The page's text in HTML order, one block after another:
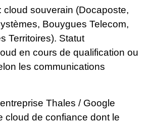
: cloud souverain (Docaposte,
Bouygues Telecom,
Territoires). Statut
en cours de qualification ou
les communications
Thales / Google
cloud de confiance dont le